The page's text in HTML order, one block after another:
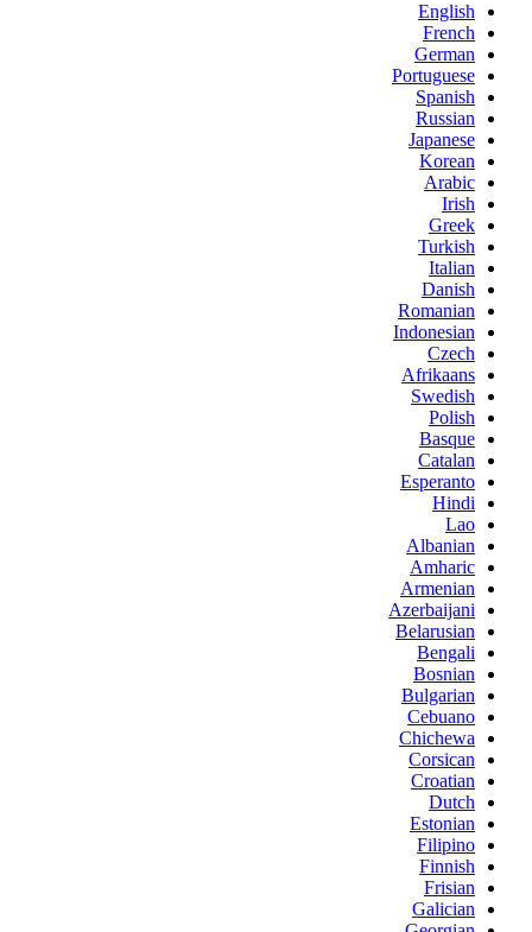
English
French
German
Portuguese
Spanish
Russian
Japanese
Korean
Arabic
Irish
Greek
Turkish
Italian
Danish
Romanian
Indonesian
Czech
Afrikaans
Swedish
Polish
Basque
Catalan
Esperanto
Hindi
Lao
Albanian
Amharic
Armenian
Azerbaijani
Belarusian
Bengali
Bosnian
Bulgarian
Cebuano
Chichewa
Corsican
Croatian
Dutch
Estonian
Filipino
Finnish
Frisian
Galician